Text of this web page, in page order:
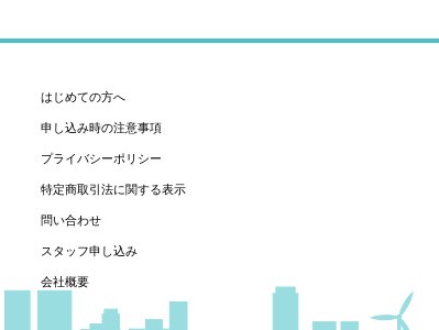
はじめての方へ
申し込み時の注意事項
プライバシーポリシー
特定商取引法に関する表示
問い合わせ
スタッフ申し込み
会社概要